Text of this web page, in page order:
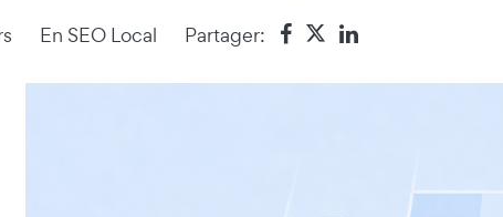
En SEO Local Partager: